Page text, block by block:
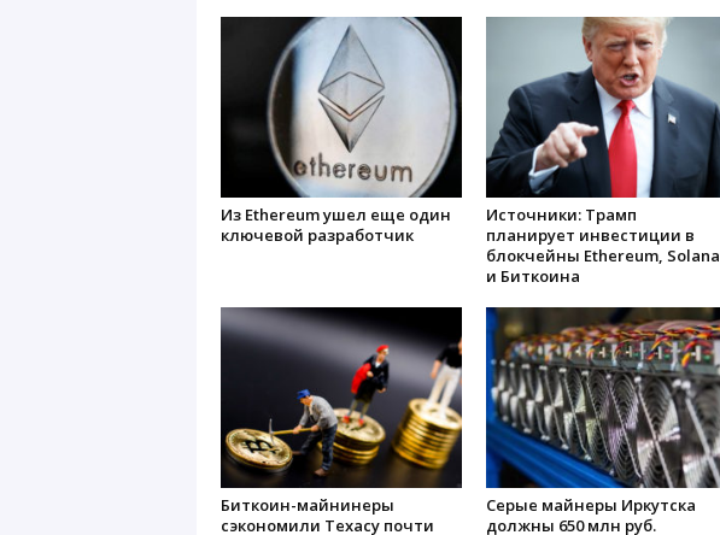
Из Ethereum ушел еще один
ключевой разработчик
Источники: Трамп
планирует инвестиции в
блокчейны Ethereum, Solana
и Биткоина
Биткоин-майнинеры
сэкономили Техасу почти
Серые майнеры Иркутска
должны 650 млн руб.